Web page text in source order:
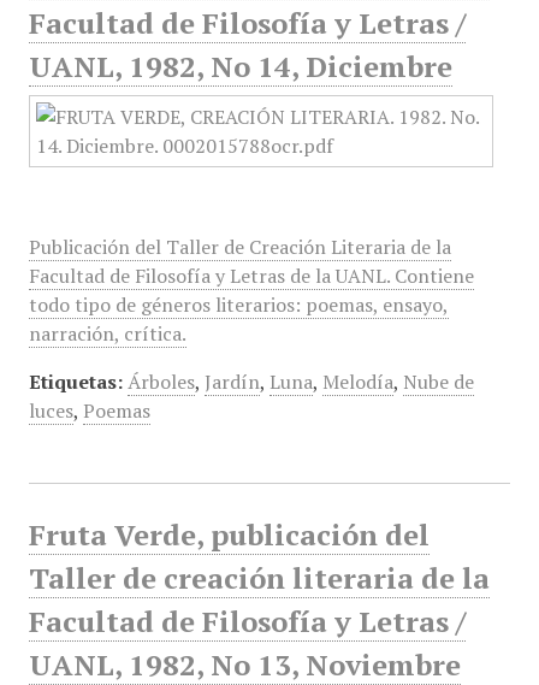
Facultad de Filosofía y Letras /
UANL, 1982, No 14, Diciembre
Publicación del Taller de Creación Literaria de la
Facultad de Filosofía y Letras de la UANL. Contiene
todo tipo de géneros literarios: poemas, ensayo,
narración, crítica.
Etiquetas: Árboles, Jardín, Luna, Melodía, Nube de
luces, Poemas
Fruta Verde, publicación del
Taller de creación literaria de la
Facultad de Filosofía y Letras /
UANL, 1982, No 13, Noviembre